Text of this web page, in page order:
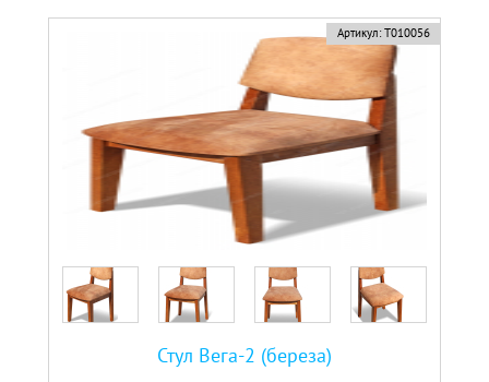
Артикул: Т010056
Стул Вега-2 (береза)